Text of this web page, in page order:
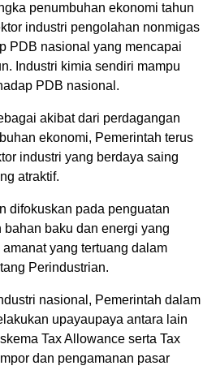
penumbuhan ekonomi tahun
industri pengolahan nonmigas
PDB nasional yang mencapai
Industri kimia sendiri mampu
PDB nasional.
akibat dari perdagangan
ekonomi, Pemerintah terus
industri yang berdaya saing
atraktif.
difokuskan pada penguatan
baku dan energi yang
yang tertuang dalam
Perindustrian.
nasional, Pemerintah dalam
upayaupaya antara lain
Tax Allowance serta Tax
dan pengamanan pasar